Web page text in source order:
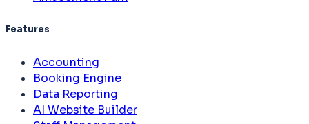
Features
Accounting
Booking Engine
Data Reporting
AI Website Builder